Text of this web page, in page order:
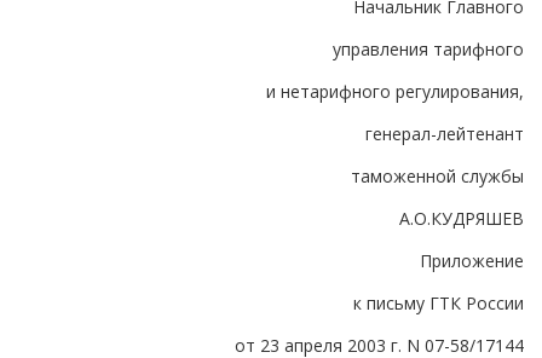
Начальник Главного
управления тарифного
и нетарифного регулирования,
генерал-лейтенант
таможенной службы
А.О.КУДРЯШЕВ
Приложение
к письму ГТК России
от 23 апреля 2003 г. N 07-58/17144